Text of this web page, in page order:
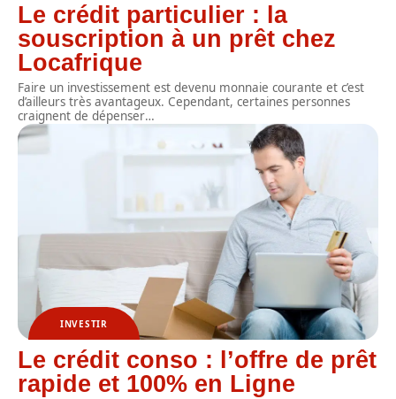
Le crédit particulier : la
souscription à un prêt chez
Locafrique
Faire un investissement est devenu monnaie courante et c’est
d’ailleurs très avantageux. Cependant, certaines personnes
craignent de dépenser…
INVESTIR
Le crédit conso : l’offre de prêt
rapide et 100% en Ligne